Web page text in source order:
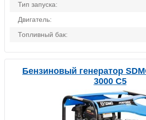
Тип запуска:
Двигатель:
Топливный бак:
Бензиновый генератор
3000 C5